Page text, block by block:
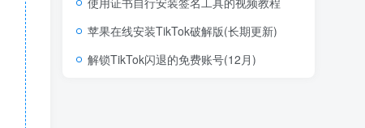
苹果在线安装TikTok破解版(长期更新)
解锁TikTok闪退的免费账号(12月)